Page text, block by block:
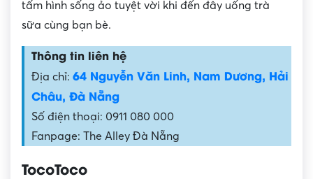
tấm hình sống ảo tuyệt vời khi đến đây uống trà
sữa cùng bạn bè.
Thông tin liên hệ
Địa chỉ: 64 Nguyễn Văn Linh, Nam Dương, Hải
Châu, Đà Nẵng
Số điện thoại: 0911 080 000
Fanpage: The Alley Đà Nẵng
TocoToco